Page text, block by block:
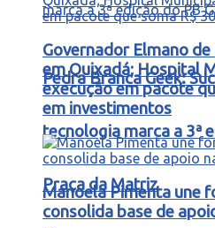
Pedra Branca Geek:
tecnologia marca a 3ª
Praça da Matriz
Governador Elmano
em Quixadá; Hospital
execução em pacote
em investimentos
Manoela Pimenta une
consolida base de